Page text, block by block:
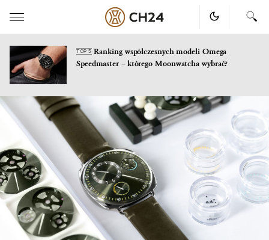
Skip
content
TOP 5Ranking współczesnych modeli Omega
Speedmaster – którego Moonwatcha wybrać?